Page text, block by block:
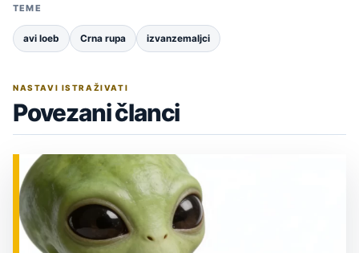
TEME
avi loeb Crna rupa izvanzemaljci
NASTAVI ISTRAŽIVATI
Povezani članci